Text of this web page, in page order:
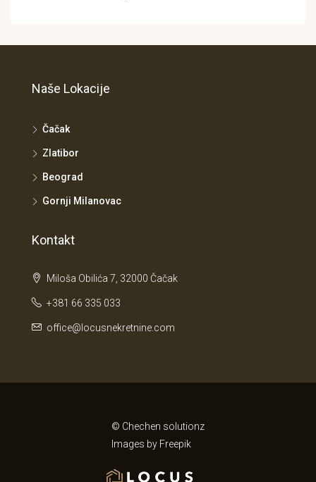
Naše Lokacije
Čačak
Zlatibor
Beograd
Gornji Milanovac
Kontakt
Miloša Obilića 7, 32000 Čačak
+381 66 335 033
office@locusnekretnine.com
© Chechen solutionz
Images by Freepik